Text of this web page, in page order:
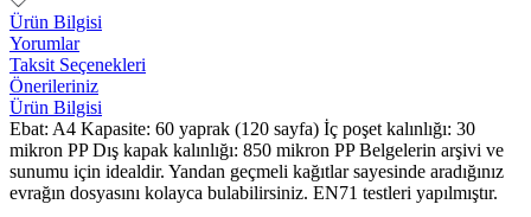
Ürün Bilgisi
Yorumlar
Taksit Seçenekleri
Önerileriniz
Ürün Bilgisi
Ebat: A4 Kapasite: 60 yaprak (120 sayfa) İç poşet kalınlığı: 30
mikron PP Dış kapak kalınlığı: 850 mikron PP Belgelerin arşivi ve
sunumu için idealdir. Yandan geçmeli kağıtlar sayesinde aradığınız
evrağın dosyasını kolayca bulabilirsiniz. EN71 testleri yapılmıştır.